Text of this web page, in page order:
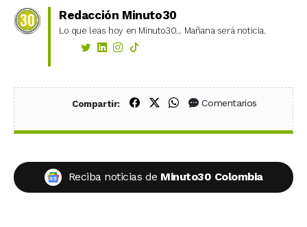
Redacción Minuto30
Lo que leas hoy en Minuto30... Mañana será noticia.
Compartir: Compartir en Facebook
Compartir en X (Twitter)
Compartir en WhatsApp
Comentarios
Reciba noticias de Minuto30 Colombia